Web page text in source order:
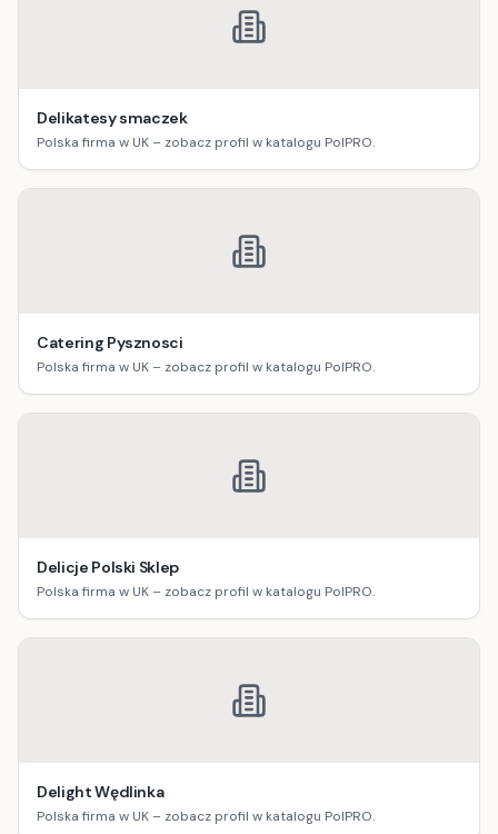
Delikatesy smaczek
Polska firma w UK – zobacz profil w katalogu PolPRO.
Catering Pysznosci
Polska firma w UK – zobacz profil w katalogu PolPRO.
Delicje Polski Sklep
Polska firma w UK – zobacz profil w katalogu PolPRO.
Delight Wędlinka
Polska firma w UK – zobacz profil w katalogu PolPRO.